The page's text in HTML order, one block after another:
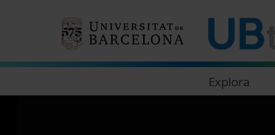
Explora